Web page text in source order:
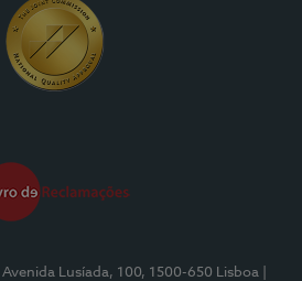
| Avenida Lusíada, 100, 1500-650 Lisboa